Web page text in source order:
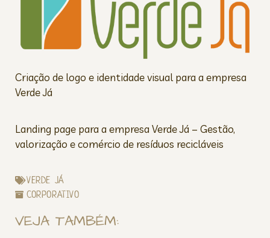
Criação de logo e identidade visual para a empresa
Verde Já
Landing page para a empresa Verde Já – Gestão,
valorização e comércio de resíduos recicláveis
VERDE JÁ
CORPORATIVO
VEJA TAMBÉM: